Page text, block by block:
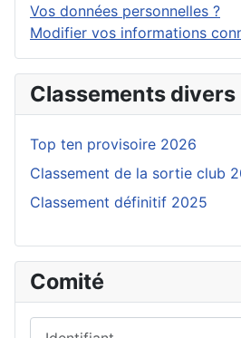
Vos données personnelles ?
Modifier vos informations
Classements divers
Top ten provisoire 2026
Classement de la sortie club
Classement définitif 2025
Comité